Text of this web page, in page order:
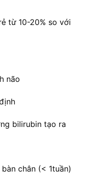
từ 10-20% so với
não
bilirubin tạo ra
chân (< 1tuần)